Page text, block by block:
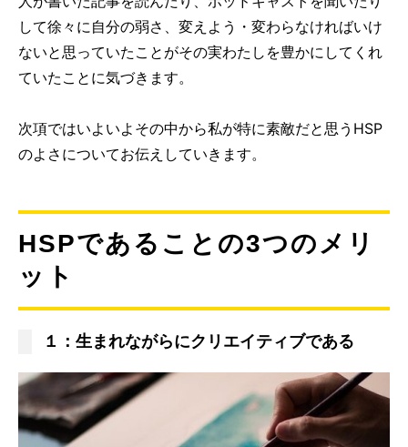
して徐々に自分の弱さ、変えよう・変わらなければいけ
ないと思っていたことがその実わたしを豊かにしてくれ
ていたことに気づきます。
次項ではいよいよその中から私が特に素敵だと思うHSP
のよさについてお伝えしていきます。
HSPであることの3つのメリ
ット
１：生まれながらにクリエイティブである